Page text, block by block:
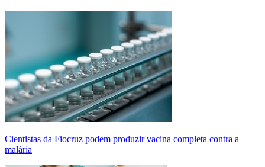
Cientistas da Fiocruz podem produzir vacina completa contra a
malária